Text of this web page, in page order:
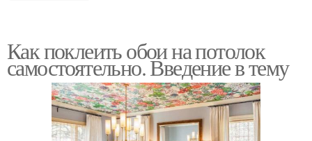
Как поклеить обои на потолок
самостоятельно. Введение в тему